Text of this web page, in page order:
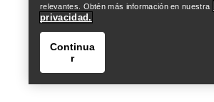
relevantes. Obtén más información en nuestra
privacidad.
Continua
r